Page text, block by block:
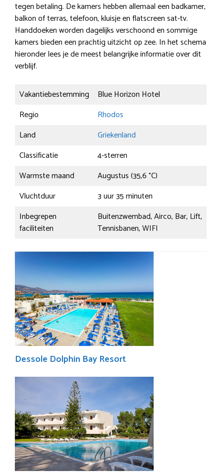
tegen betaling. De kamers hebben allemaal een badkamer,
balkon of terras, telefoon, kluisje en flatscreen sat-tv.
Handdoeken worden dagelijks verschoond en sommige
kamers bieden een prachtig uitzicht op zee. In het schema
hieronder lees je de meest belangrijke informatie over dit
verblijf.
Vakantiebestemming
Blue Horizon Hotel
Regio
Rhodos
Land
Griekenland
Classificatie
4-sterren
Warmste maand
Augustus (35,6 °C)
Vluchtduur
3 uur 35 minuten
Inbegrepen
faciliteiten
Buitenzwembad, Airco, Bar, Lift,
Tennisbanen, WIFI
Dessole Dolphin Bay Resort